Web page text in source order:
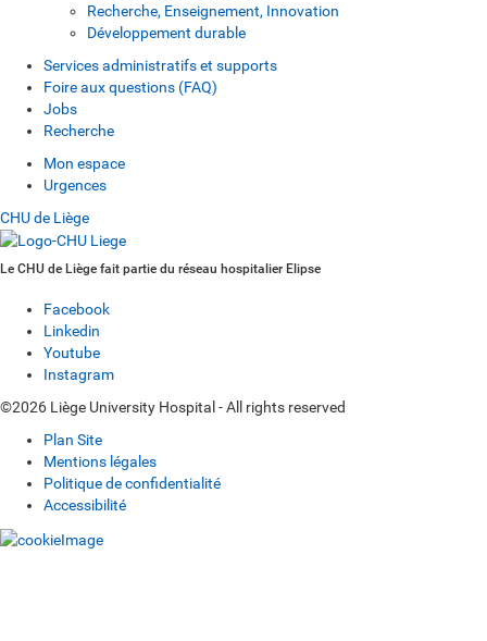
Recherche, Enseignement, Innovation
Développement durable
Services administratifs et supports
Foire aux questions (FAQ)
Jobs
Recherche
Mon espace
Urgences
CHU de Liège
Le CHU de Liège fait partie du réseau hospitalier Elipse
Facebook
Linkedin
Youtube
Instagram
©2026 Liège University Hospital - All rights reserved
Plan Site
Mentions légales
Politique de confidentialité
Accessibilité